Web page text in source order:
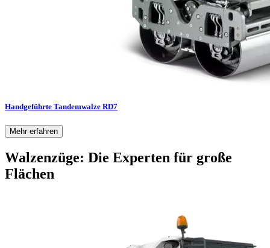
Handgeführte Tandemwalze RD7
Mehr erfahren
Walzenzüge: Die Experten für große
Flächen